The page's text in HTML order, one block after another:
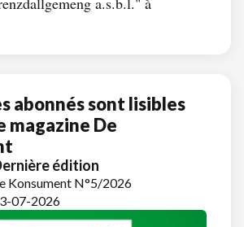
abonnés sont lisibles
magazine De
édition
Konsument N°5/2026
07-2026